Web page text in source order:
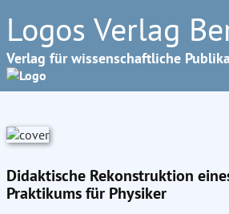
Logos Verlag
Verlag für wissenschaftliche
Didaktische Rekonstruktion
Praktikums für Physiker